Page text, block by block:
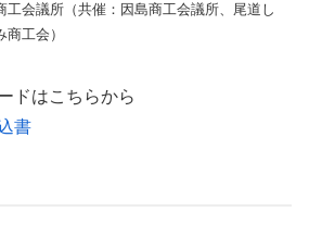
工会議所（共催：因島商工会議所、尾道し
商工会）
ドはこちらから
書